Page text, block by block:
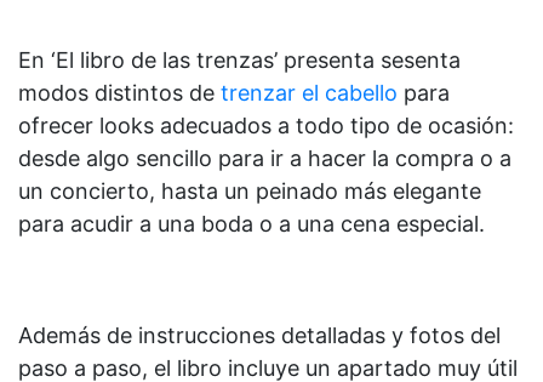
En ‘El libro de las trenzas’ presenta sesenta
modos distintos de trenzar el cabello para
ofrecer looks adecuados a todo tipo de ocasión:
desde algo sencillo para ir a hacer la compra o a
un concierto, hasta un peinado más elegante
para acudir a una boda o a una cena especial.
Además de instrucciones detalladas y fotos del
paso a paso, el libro incluye un apartado muy útil